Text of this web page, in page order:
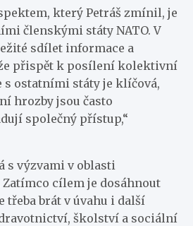
který Petráš zmínil, je
členskými státy NATO. V
sdílet informace a
přispět k posílení kolektivní
s ostatními státy je klíčová,
hrozby jsou často
společný přístup,“
s výzvami v oblasti
cílem je dosáhnout
třeba brát v úvahu i další
školství a sociální